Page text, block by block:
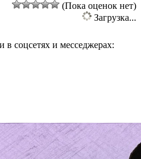
(Пока оценок нет)
Загрузка...
соцсетях и месседжерах: